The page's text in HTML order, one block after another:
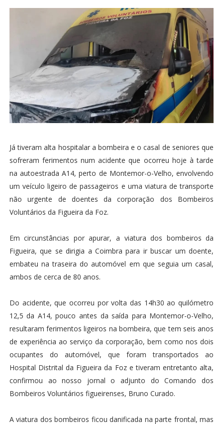
Já tiveram alta hospitalar a bombeira e o casal de seniores que
sofreram ferimentos num acidente que ocorreu hoje à tarde
na autoestrada A14, perto de Montemor-o-Velho, envolvendo
um veículo ligeiro de passageiros e uma viatura de transporte
não urgente de doentes da corporação dos Bombeiros
Voluntários da Figueira da Foz.
Em circunstâncias por apurar, a viatura dos bombeiros da
Figueira, que se dirigia a Coimbra para ir buscar um doente,
embateu na traseira do automóvel em que seguia um casal,
ambos de cerca de 80 anos.
Do acidente, que ocorreu por volta das 14h30 ao quilómetro
12,5 da A14, pouco antes da saída para Montemor-o-Velho,
resultaram ferimentos ligeiros na bombeira, que tem seis anos
de experiência ao serviço da corporação, bem como nos dois
ocupantes do automóvel, que foram transportados ao
Hospital Distrital da Figueira da Foz e tiveram entretanto alta,
confirmou ao nosso jornal o adjunto do Comando dos
Bombeiros Voluntários figueirenses, Bruno Curado.
A viatura dos bombeiros ficou danificada na parte frontal, mas